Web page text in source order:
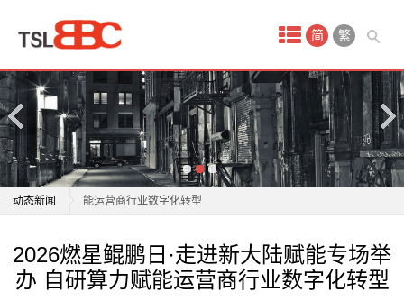
简 繁
动态新闻
2026燃星鲲鹏日·走进新大陆赋能专场举办 自研算力赋
能运营商行业数字化转型
现价值跃迁
159元套餐不如39元的划算、套餐“升级容易降费难”，
能运营商行业数字化转型
体验经营走向规模落地：华为助力运营商打通闭环，实
2026燃星鲲鹏日·走进新大陆赋能专场举
办 自研算力赋能运营商行业数字化转型
产
品
中